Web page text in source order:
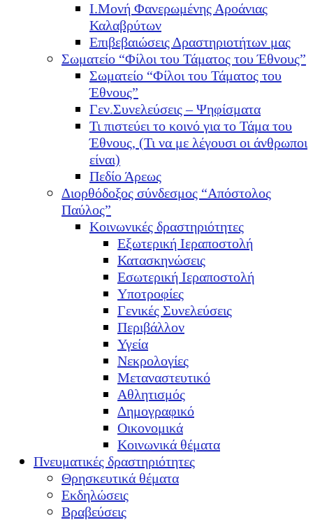
Ι.Μονή Φανερωμένης Αροάνιας
Καλαβρύτων
Επιβεβαιώσεις Δραστηριοτήτων μας
Σωματείο “Φίλοι του Τάματος του Έθνους”
Σωματείο “Φίλοι του Τάματος του
Έθνους”
Γεν.Συνελεύσεις – Ψηφίσματα
Τι πιστεύει το κοινό για το Τάμα του
Έθνους, (Τι να με λέγουσι οι άνθρωποι
είναι)
Πεδίο Άρεως
Διορθόδοξος σύνδεσμος “Απόστολος
Παύλος”
Κοινωνικές δραστηριότητες
Εξωτερική Ιεραποστολή
Κατασκηνώσεις
Εσωτερική Ιεραποστολή
Υποτροφίες
Γενικές Συνελεύσεις
Περιβάλλον
Υγεία
Νεκρολογίες
Μεταναστευτικό
Αθλητισμός
Δημογραφικό
Οικονομικά
Κοινωνικά θέματα
Πνευματικές δραστηριότητες
Θρησκευτικά θέματα
Εκδηλώσεις
Βραβεύσεις